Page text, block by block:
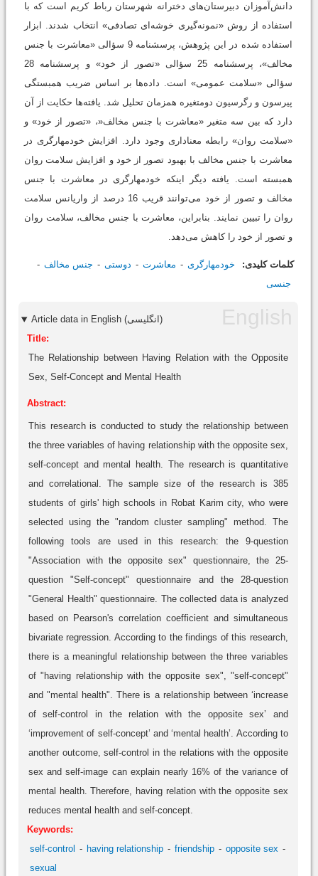
دانش‌آموزان دبیرستان‌های دخترانه شهرستان رباط‌ کریم است که با
استفاده از روش «نمونه‌گیری خوشه‌ای تصادفی» انتخاب شدند. ابزار
استفاده شده در این پژوهش، پرسشنامه 9 سؤالی «معاشرت با جنس
مخالف»، پرسشنامه 25 سؤالی «تصور از خود» و پرسشنامه 28
سؤالی «سلامت عمومی» است. داده‌ها بر اساس ضریب همبستگی
پیرسون و رگرسیون دومتغیره همزمان تحلیل شد. یافته‌ها حکایت از آن
دارد که بین سه متغیر «معاشرت با جنس مخالف«، «تصور از خود» و
«سلامت روان» رابطه معناداری وجود دارد. افزایش خودمهارگری در
معاشرت با جنس مخالف با بهبود تصور از خود و افزایش سلامت روان
همبسته است. یافته دیگر اینکه خودمهارگری در معاشرت با جنس
مخالف و تصور از خود می‌توانند قریب 16 درصد از واریانس سلامت
روان را تبیین نمایند. بنابراین، معاشرت با جنس مخالف، سلامت روان
و تصور از خود را کاهش می‌دهد.
کلمات کلیدی: خودمهارگری معاشرت دوستی
جنس مخالف
جنسی
Article data in English (انگلیسی)
Title:
The Relationship between Having Relation with the Opposite
Sex, Self-Concept and Mental Health
Abstract:
This research is conducted to study the relationship between
the three variables of having relationship with the opposite sex,
self-concept and mental health. The research is quantitative
and correlational. The sample size of the research is 385
students of girls' high schools in Robat Karim city, who were
selected using the "random cluster sampling" method. The
following tools are used in this research: the 9-question
"Association with the opposite sex" questionnaire, the 25-
question "Self-concept" questionnaire and the 28-question
"General Health" questionnaire. The collected data is analyzed
based on Pearson's correlation coefficient and simultaneous
bivariate regression. According to the findings of this research,
there is a meaningful relationship between the three variables
of "having relationship with the opposite sex", "self-concept"
and "mental health". There is a relationship between ‘increase
of self-control in the relation with the opposite sex’ and
‘improvement of self-concept’ and ‘mental health’. According to
another outcome, self-control in the relations with the opposite
sex and self-image can explain nearly 16% of the variance of
mental health. Therefore, having relation with the opposite sex
reduces mental health and self-concept.
Keywords:
self-control
having relationship friendship
opposite sex
sexual